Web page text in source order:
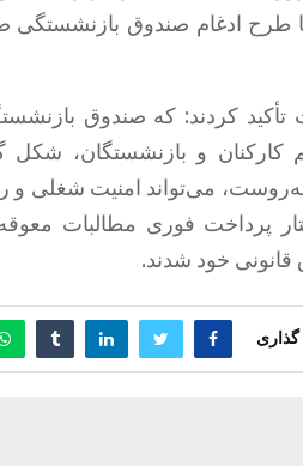
طرح ادغام صندوق بازنشستگی
تأکید کردند: که صندوق
و بازنشستگان، شکل
می‌تواند امنیت شغلی و
پرداخت فوری مطالبات
خود شدند.
گذاری